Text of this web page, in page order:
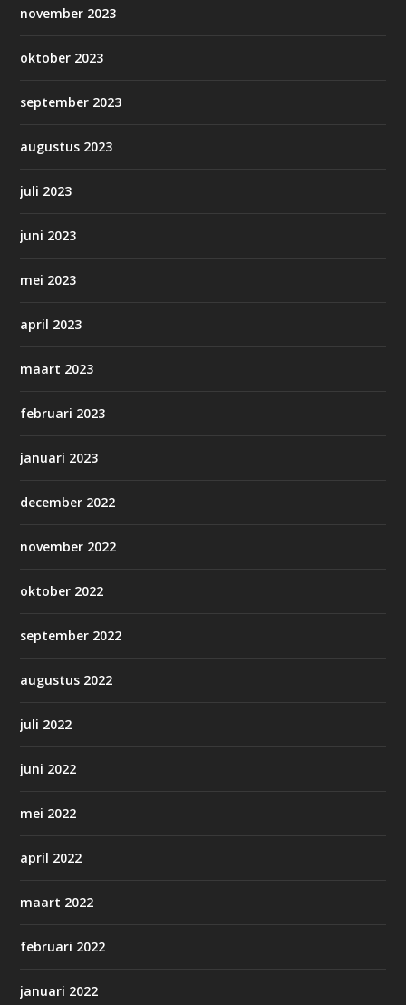
november 2023
oktober 2023
september 2023
augustus 2023
juli 2023
juni 2023
mei 2023
april 2023
maart 2023
februari 2023
januari 2023
december 2022
november 2022
oktober 2022
september 2022
augustus 2022
juli 2022
juni 2022
mei 2022
april 2022
maart 2022
februari 2022
januari 2022